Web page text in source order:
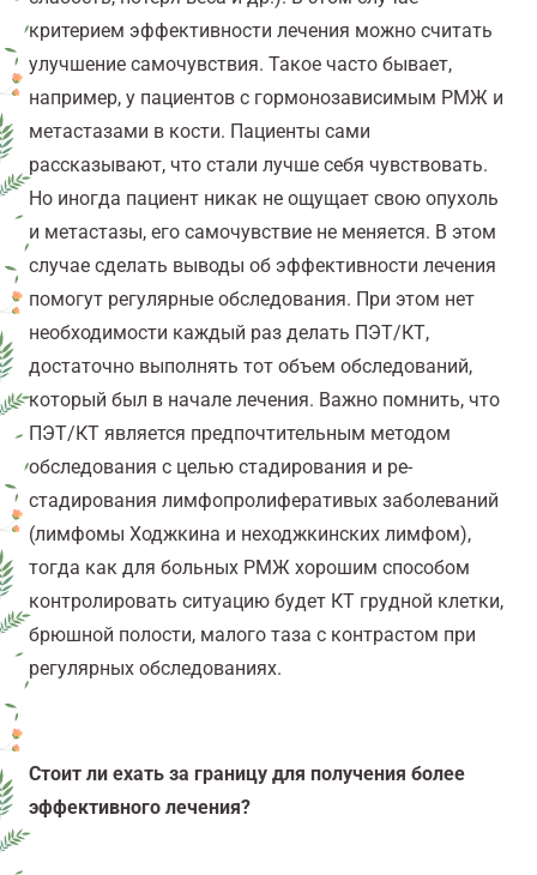
критерием эффективности лечения можно считать
улучшение самочувствия. Такое часто бывает,
например, у пациентов с гормонозависимым РМЖ и
метастазами в кости. Пациенты сами
рассказывают, что стали лучше себя чувствовать.
Но иногда пациент никак не ощущает свою опухоль
и метастазы, его самочувствие не меняется. В этом
случае сделать выводы об эффективности лечения
помогут регулярные обследования. При этом нет
необходимости каждый раз делать ПЭТ/КТ,
достаточно выполнять тот объем обследований,
который был в начале лечения. Важно помнить, что
ПЭТ/КТ является предпочтительным методом
обследования с целью стадирования и ре-
стадирования лимфопролиферативых заболеваний
(лимфомы Ходжкина и неходжкинских лимфом),
тогда как для больных РМЖ хорошим способом
контролировать ситуацию будет КТ грудной клетки,
брюшной полости, малого таза с контрастом при
регулярных обследованиях.
Стоит ли ехать за границу для получения более
эффективного лечения?